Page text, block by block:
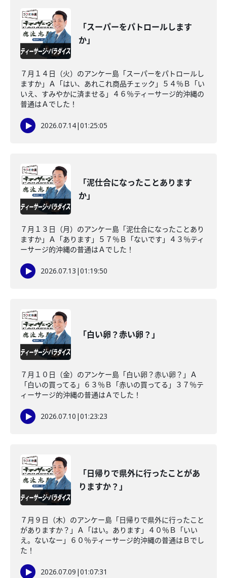
「スーパーをパトロールします
か」
７月１４日（火）のアンケー島「スーパーをパトロールし
ますか」Ａ「はい、あれこれ商品チェック」５４％Ｂ「い
いえ、すみやかに済ませる」４６％ティーサージ的沖縄の
普通はＡでした！
2026.07.14|01:25:05
「泥仕合になったことあります
か」
７月１３日（月）のアンケー島「泥仕合になったことあり
ますか」Ａ「あります」５７％Ｂ「ないです」４３％ティ
ーサージ的沖縄の普通はＡでした！
2026.07.13 |01:19:50
「白い卵？赤い卵？」
７月１０日（金）のアンケー島「白い卵？赤い卵？」Ａ
「白いの買ってる」６３％Ｂ「赤いの買ってる」３７％テ
ィーサージ的沖縄の普通はＡでした！
2026.07.10 |01:23:23
「日帰りで県外に行ったことがあ
りますか？」
７月９日（木）のアンケー島「日帰りで県外に行ったこと
がありますか？」Ａ「はい。あります」４０％Ｂ「いい
え。ないなー」６０％ティーサージ的沖縄の普通はＢでし
た！
2026.07.09 |01:07:31